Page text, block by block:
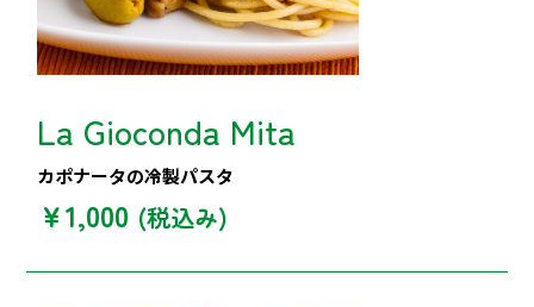
La Gioconda Mita
カポナータの冷製パスタ
￥1,000 (税込み)